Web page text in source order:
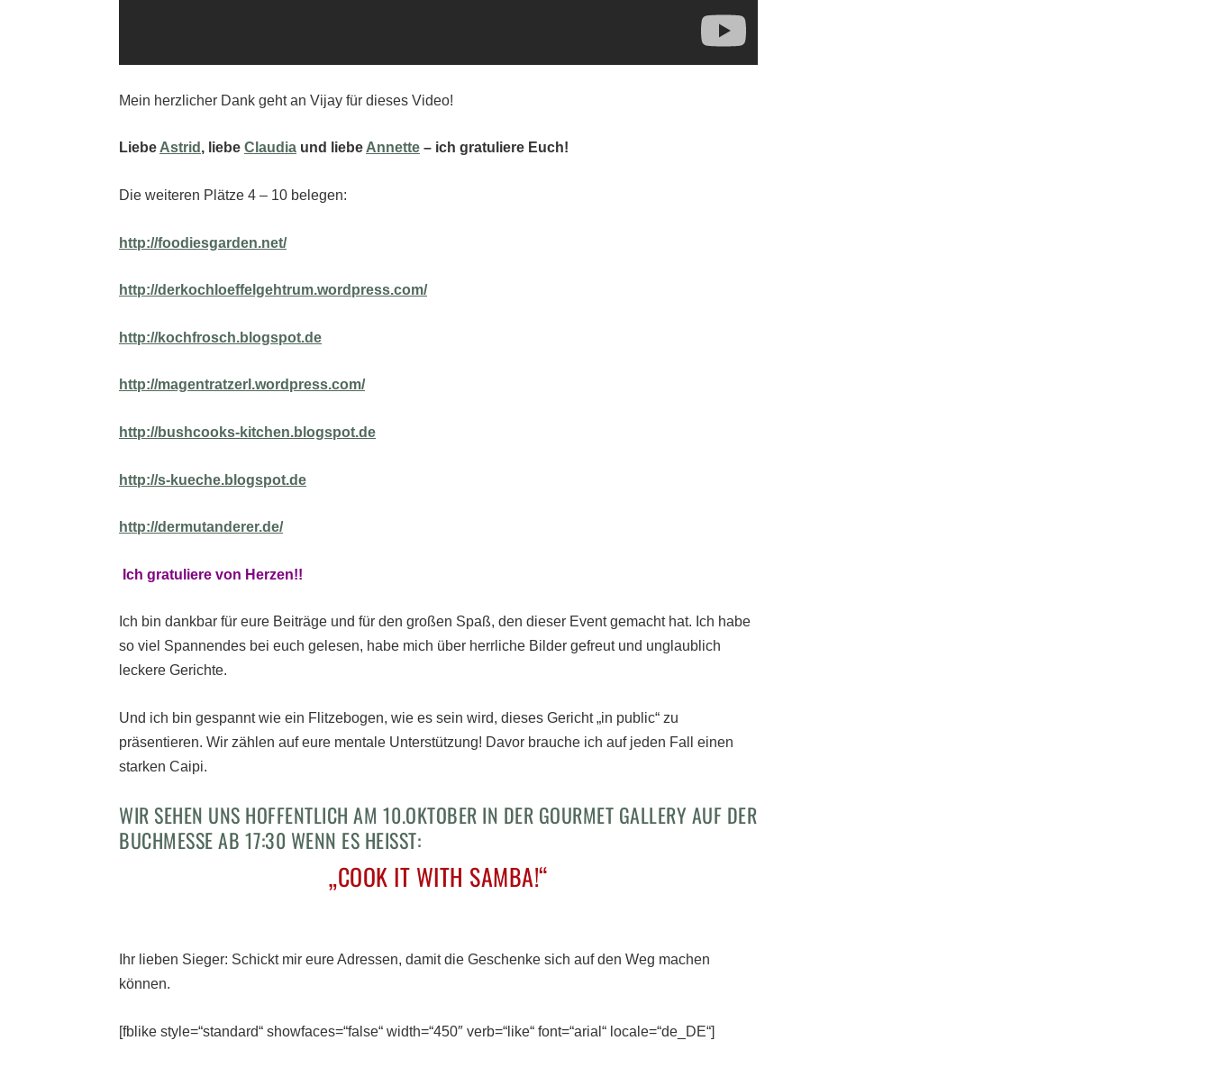
Mein herzlicher Dank geht an Vijay für dieses Video!
LiebeAstrid , liebe Claudia und liebeAnnette – ich gratuliere Euch!
Die weiteren Plätze 4 – 10 belegen:
http://foodiesgarden.net/
http://derkochloeffelgehtrum.wordpress.com/
http://kochfrosch.blogspot.de
http://magentratzerl.wordpress.com/
http://bushcooks-kitchen.blogspot.de
http://s-kueche.blogspot.de
http://dermutanderer.de/
Ich gratuliere von Herzen!!
Ich bin dankbar für eure Beiträge und für den großen Spaß, den dieser Event gemacht hat. Ich habe
so viel Spannendes bei euch gelesen, habe mich über herrliche Bilder gefreut und unglaublich
leckere Gerichte.
Und ich bin gespannt wie ein Flitzebogen, wie es sein wird, dieses Gericht „in public“ zu
präsentieren. Wir zählen auf eure mentale Unterstützung! Davor brauche ich auf jeden Fall einen
starken Caipi.
WIR SEHEN UNS HOFFENTLICH AM 10.OKTOBER IN DER GOURMET GALLERY AUF DER
BUCHMESSE AB 17:30 WENN ES HEISST:
„COOK IT WITH SAMBA!“
Ihr lieben Sieger: Schickt mir eure Adressen, damit die Geschenke sich auf den Weg machen
können.
[fblike style=“standard“ showfaces=“false“ width=“450″ verb=“like“ font=“arial“ locale=“de_DE“]